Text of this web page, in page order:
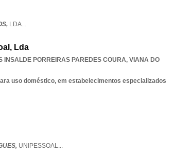
LDA...
Lda
INSALDE PORREIRAS PAREDES COURA, VIANA DO
uso doméstico, em estabelecimentos especializados
UNIPESSOAL...